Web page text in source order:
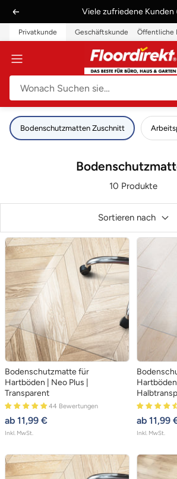
Direkt
zum
Inhalt
Zurück Viele zufriedene Kunden
Privatkunde Geschäftskunde Öffentliche
Navigation
Floordirekt
DE
Bodenschutzmatten Zuschnitt
10 Produkte
Sortieren nach
Bodenschutzmatte für
Hartböden | Neo Plus |
Transparent
44 Bewertungen
angebotspreis
ab 11,99 €
Inkl. MwSt.
Hartböden
ab 11,99
Inkl. MwSt.